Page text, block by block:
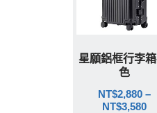
星願鋁框行李
色
NT$2,880 –
NT$3,580